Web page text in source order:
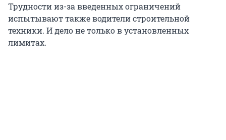
Трудности из-за введенных ограничений
испытывают также водители строительной
техники. И дело не только в установленных
лимитах.